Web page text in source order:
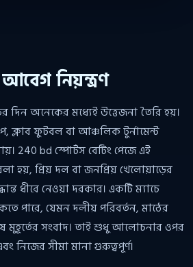
নিয়ন্ত্রণ
দিন অনেকের মধ্যেই উত্তেজনা তৈরি হয়।
ক্লাব ফুটবল বা আঞ্চলিক টুর্নামেন্ট
240 bd স্পোর্টস বেটিং পেজে এই
হয়, প্রিয় দল বা জনপ্রিয় খেলোয়াড়ের
ধীরে নেওয়া দরকার। একটি ম্যাচে
পারে, যেমন দলীয় পরিবর্তন, মাঠের
মুহূর্তের সংবাদ। তাই শুধু আলোচনার ওপর
নিজের সীমা মানা গুরুত্বপূর্ণ।